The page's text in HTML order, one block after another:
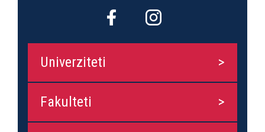
Univerziteti
Fakulteti